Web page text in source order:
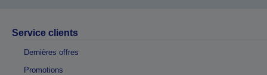
Service clients
Dernières offres
Promotions